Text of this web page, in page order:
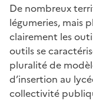
De nombreux
légumeries, mais
clairement les
outils se
pluralité de
d’insertion au
collectivité